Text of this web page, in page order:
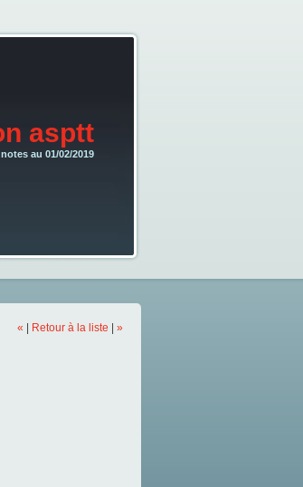
asptt
au 01/02/2019
« Retour à la liste »